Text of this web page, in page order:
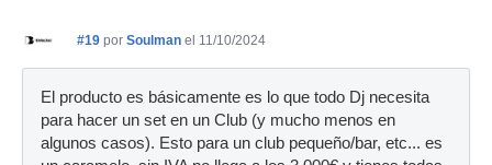
#19 por Soulman el 11/10/2024
El producto es básicamente es lo que todo Dj necesita
para hacer un set en un Club (y mucho menos en
algunos casos). Esto para un club pequeño/bar, etc... es